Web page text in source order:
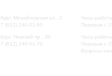
Михайловская ул., 2
(812) 240-01-80
Невский пр., 30
(812) 240-01-70
Часы
Перерыв с
Часы
Перерыв с
Вопросы